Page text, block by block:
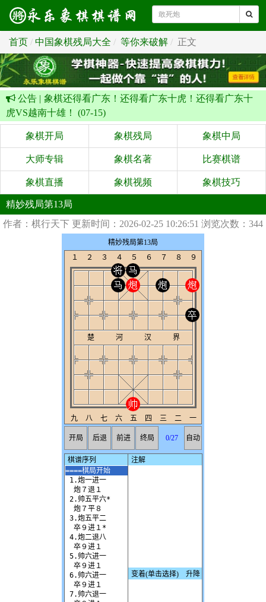
首页 中国象棋残局大全 等你来破解 正文
公告 | 象棋还得看广东！还得看广东十虎！还得看广东十
虎VS越南十雄！ (07-15)
象棋开局 象棋残局 象棋中局
大师专辑 象棋名著 比赛棋谱
象棋直播 象棋视频 象棋技巧
精妙残局第13局
作者：棋行天下 更新时间：2026-02-25 10:26:51 浏览次数：344